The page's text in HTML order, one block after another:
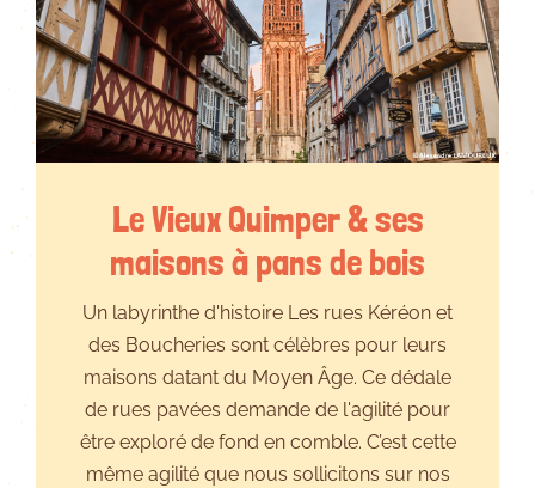
Le Vieux Quimper & ses
maisons à pans de bois
Un labyrinthe d'histoire Les rues Kéréon et
des Boucheries sont célèbres pour leurs
maisons datant du Moyen Âge. Ce dédale
de rues pavées demande de l'agilité pour
être exploré de fond en comble. C’est cette
même agilité que nous sollicitons sur nos